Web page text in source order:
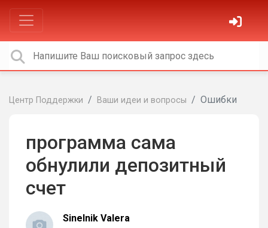
Центр Поддержки Ваши идеи и вопросы Ошибки
программа сама
обнулили депозитный
счет
Sinelnik Valera